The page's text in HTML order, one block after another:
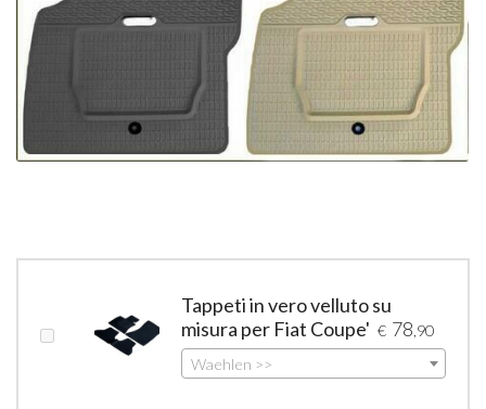
Tappeti in vero velluto su
misura per Fiat Coupe' € 78 ,90
Waehlen >>